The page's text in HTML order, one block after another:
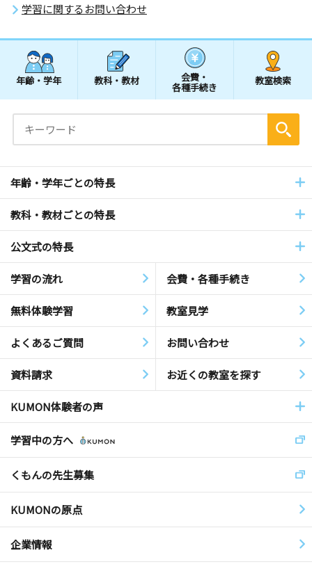
学習に関するお問い合わせ
年齢・学年 教科・教材 会費・
各種手続き
教室検索
年齢・学年ごとの特長
教科・教材ごとの特長
公文式の特長
学習の流れ 会費・各種手続き
無料体験学習 教室見学
よくあるご質問 お問い合わせ
資料請求 お近くの教室を探す
KUMON体験者の声
学習中の方へ
くもんの先生募集
KUMONの原点
企業情報